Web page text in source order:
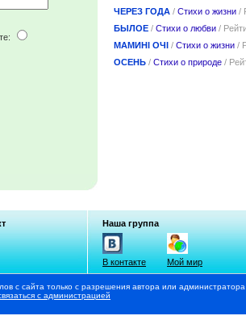
ЧЕРЕЗ ГОДА / Стихи о жизни /
БЫЛОЕ / Стихи о любви /
МАМИНІ ОЧІ / Стихи о жизни /
ОСЕНЬ / Стихи о природе /
Наша группа
В контакте Мой мир
с сайта только с разрешения автора или
с администрацией